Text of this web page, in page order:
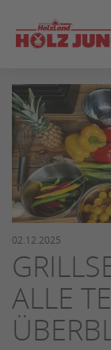
SEITENINHALT
SPRINGEN
02.12.2025
ALLE